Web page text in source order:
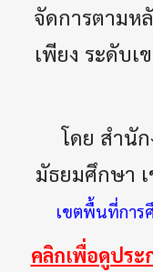
จัดการตามห
เพียง ระดับ
โดย สำนั
มัธยมศึกษา
เขตพื้นที่การ
คลิกเพื่อดูประ